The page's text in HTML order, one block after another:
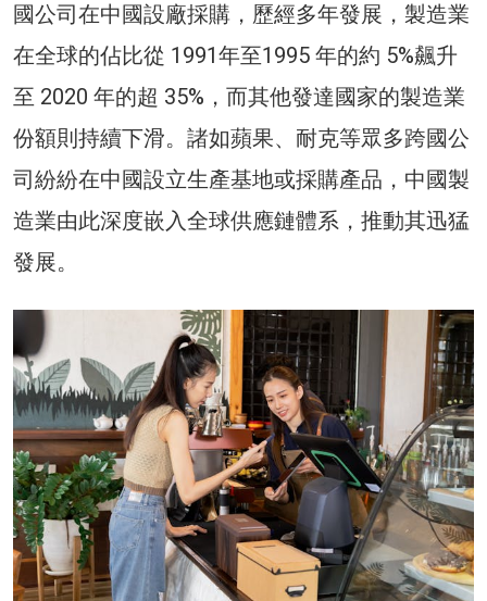
國公司在中國設廠採購，歷經多年發展，製造業
在全球的佔比從 1991年至1995 年的約 5%飆升
至 2020 年的超 35%，而其他發達國家的製造業
份額則持續下滑。諸如蘋果、耐克等眾多跨國公
司紛紛在中國設立生產基地或採購產品，中國製
造業由此深度嵌入全球供應鏈體系，推動其迅猛
發展。